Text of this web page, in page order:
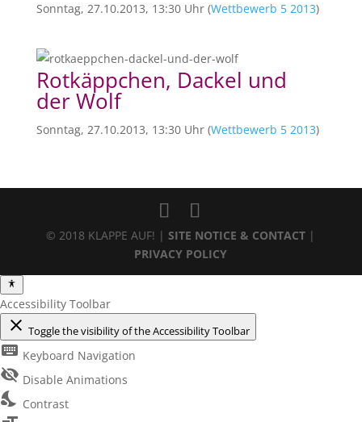
Sonntag, 27.10.2013, 13:30 Uhr (Wettbewerb 5 2013)
Rotkäppchen, Dackel und
der Wolf
Sonntag, 27.10.2013, 13:30 Uhr (Wettbewerb 5 2013)
© 2018 KLAPPE AUF! |SITE NOTICE & CONTACT |
PRIVACY POLICY
Accessibility Toolbar
close Toggle the visibility of the Accessibility Toolbar
keyboard Keyboard Navigation
visibility_off Disable Animations
nights_stay Contrast